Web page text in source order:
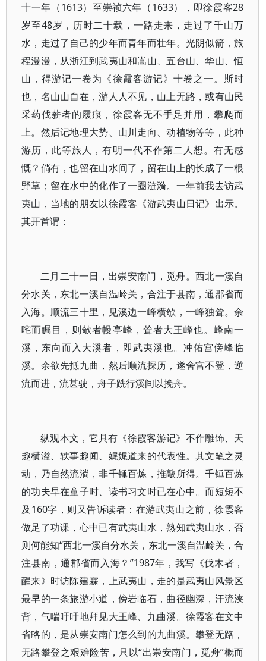
十一年（1613）至崇祯六年（1633），即徐霞客28
岁至48岁，历时二十载，一路走来，走过了千山万
水，走过了自己的少年而青年而壮年。光阴似箭，旅
程漫漫，从浙江到武夷山和嵩山、五台山、华山、恒
山，得游记一卷为《徐霞客游记》十卷之一。斯时
也，名山山自在，游人人不见，山上无路，或有山民
采药伐薪者的履痕，徐霞客无不手足并用，攀爬而
上。然后记地理大势、山川走向、动植物等等，此种
游历，此等旅人，有明一代不作第二人想。有无感
慨？倘有，也留在山水间了，留在山上的长成了一根
野草；留在水中的化作了一圈涟漪。一年前我去访武
夷山，当地的朋友以徐霞客《游武夷山日记》出示。
其开首谓：
二月二十一日，出崇安南门，觅舟。西北一溪自
分水关，东北一溪自温岭关，合注于县南，通郡省而
入海。顺流三十里，见溪边一峰横欹，一峰独耸。余
咤而瞩目，则欹者幔亭峰，耸者大王峰也。峰南一
溪，东向而入大溪者，即武夷溪也。冲佑宫傍峰临
溪。余欲先抵九曲，然后顺流探历，遂舍宫不登，逆
流而进，流甚驶，舟子跣行溪间以挽舟。
纵观本文，它具有《徐霞客游记》不作雕饰、天
趣横溢、轶事趣闻、娓娓道来的代表性。其文笔之灵
动，乃自然流淌，非千锤百炼，推敲所得。千锤百炼
的功夫早在童子时、读书习文时已在心中。而短短不
及160字，则又告诉读者：在游武夷山之前，徐霞客
做足了功课，心中已有武夷山水，熟知武夷山水，否
则何能知“西北一溪自分水关，东北一溪自温岭关，合
注县南，通郡省而入海？”1987年，我写《伐木者，
醒来》时访陈建霖，上武夷山，走的是武夷山风景区
最早的一条旅游小道，傍岩临石，曲径幽深，汗流浃
背，气喘吁吁地拜见大王峰、九曲溪。徐霞客在文中
省略的，是从崇安南门怎么到的九曲溪。攀登无路，
无路攀登之艰难险苦，只以“出崇安南门，觅舟”概而